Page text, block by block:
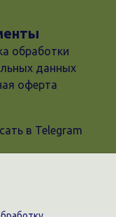
обработки
данных
оферта
в Telegram